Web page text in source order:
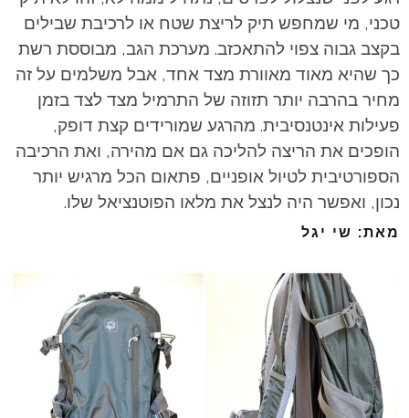
טכני, מי שמחפש תיק לריצת שטח או לרכיבת שבילים
בקצב גבוה צפוי להתאכזב. מערכת הגב, מבוססת רשת
כך שהיא מאוד מאוורת מצד אחד, אבל משלמים על זה
מחיר בהרבה יותר תזוזה של התרמיל מצד לצד בזמן
פעילות אינטנסיבית. מהרגע שמורידים קצת דופק,
הופכים את הריצה להליכה גם אם מהירה, ואת הרכיבה
הספורטיבית לטיול אופניים, פתאום הכל מרגיש יותר
נכון, ואפשר היה לנצל את מלאו הפוטנציאל שלו.
מאת: שי יגל